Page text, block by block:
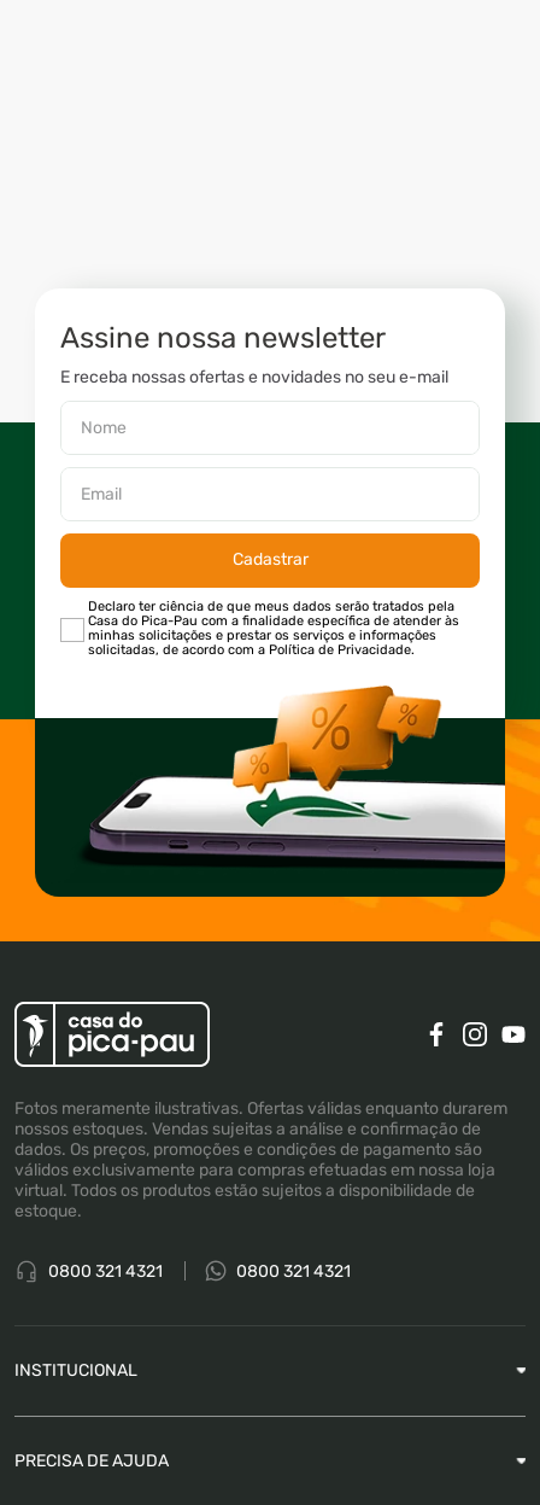
Assine nossa newsletter
E receba nossas ofertas e novidades no seu e-mail
Cadastrar
Declaro ter ciência de que meus dados serão tratados pela
Casa do Pica-Pau com a finalidade específica de atender às
minhas solicitações e prestar os serviços e informações
solicitadas, de acordo com a Política de Privacidade.
Fotos meramente ilustrativas. Ofertas válidas enquanto durarem
nossos estoques. Vendas sujeitas a análise e confirmação de
dados. Os preços, promoções e condições de pagamento são
válidos exclusivamente para compras efetuadas em nossa loja
virtual. Todos os produtos estão sujeitos a disponibilidade de
estoque.
0800 321 4321 0800 321 4321
INSTITUCIONAL
PRECISA DE AJUDA